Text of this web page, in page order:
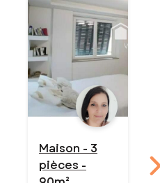
Maison - 3
pièces -